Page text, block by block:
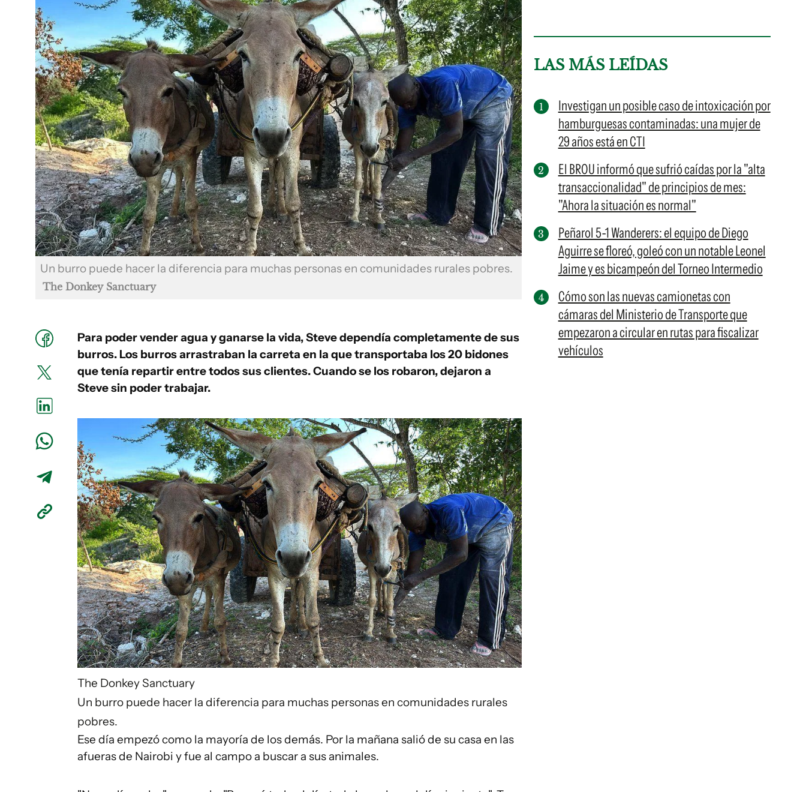
Un burro puede hacer la diferencia para muchas personas en comunidades rurales pobres.
The Donkey Sanctuary
Para poder vender agua y ganarse la vida, Steve dependía completamente de sus
burros. Los burros arrastraban la carreta en la que transportaba los 20 bidones
que tenía repartir entre todos sus clientes. Cuando se los robaron, dejaron a
Steve sin poder trabajar.
The Donkey Sanctuary
Un burro puede hacer la diferencia para muchas personas en comunidades rurales
pobres.
Ese día empezó como la mayoría de los demás. Por la mañana salió de su casa en las
afueras de Nairobi y fue al campo a buscar a sus animales.
LAS MÁS LEÍDAS
Investigan un posible caso de intoxicación por
hamburguesas contaminadas: una mujer de
29 años está en CTI
El BROU informó que sufrió caídas por la "alta
transaccionalidad" de principios de mes:
"Ahora la situación es normal"
Peñarol 5-1 Wanderers: el equipo de Diego
Aguirre se floreó, goleó con un notable Leonel
Jaime y es bicampeón del Torneo Intermedio
Cómo son las nuevas camionetas con
cámaras del Ministerio de Transporte que
empezaron a circular en rutas para fiscalizar
vehículos